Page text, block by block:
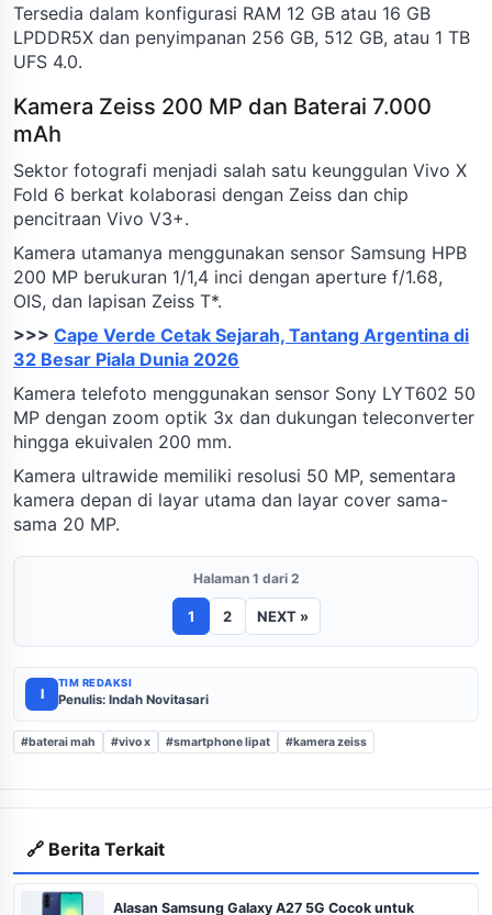
Tersedia dalam konfigurasi RAM 12 GB atau 16 GB
LPDDR5X dan penyimpanan 256 GB, 512 GB, atau 1 TB
UFS 4.0.
Kamera Zeiss 200 MP dan Baterai 7.000
mAh
Sektor fotografi menjadi salah satu keunggulan Vivo X
Fold 6 berkat kolaborasi dengan Zeiss dan chip
pencitraan Vivo V3+.
Kamera utamanya menggunakan sensor Samsung HPB
200 MP berukuran 1/1,4 inci dengan aperture f/1.68,
OIS, dan lapisan Zeiss T*.
>>> Cape Verde Cetak Sejarah, Tantang Argentina di
32 Besar Piala Dunia 2026
Kamera telefoto menggunakan sensor Sony LYT602 50
MP dengan zoom optik 3x dan dukungan teleconverter
hingga ekuivalen 200 mm.
Kamera ultrawide memiliki resolusi 50 MP, sementara
kamera depan di layar utama dan layar cover sama-
sama 20 MP.
Halaman 1 dari 2
1 2 NEXT »
I
TIM REDAKSI
Penulis: Indah Novitasari
#baterai mah #vivo x #smartphone lipat #kamera zeiss
🔗 Berita Terkait
Alasan Samsung Galaxy A27 5G Cocok untuk